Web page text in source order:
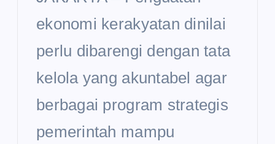
ekonomi kerakyatan dinilai
perlu dibarengi dengan tata
kelola yang akuntabel agar
berbagai program strategis
pemerintah mampu